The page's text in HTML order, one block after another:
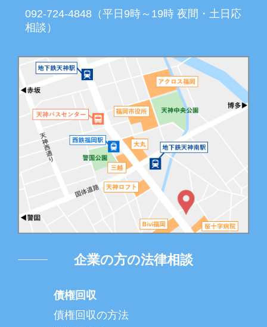
092-724-4848（平日9時～19時 夜間・土日応
相談）
企業の方の法律相談
債権回収
債権回収の方法